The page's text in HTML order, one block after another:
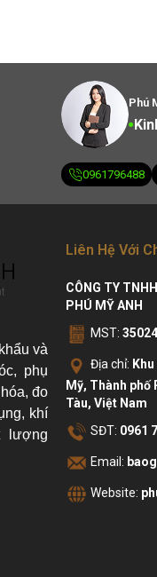
Phú
0961796488
và
phụ
đo
khí
lượng
Liên Hệ Với
CÔNG TY
PHÚ MỸ ANH
MST:
Địa chỉ:
Mỹ, Thành phố
Tàu, Việt Nam
SĐT: 0961
Email:
Website: